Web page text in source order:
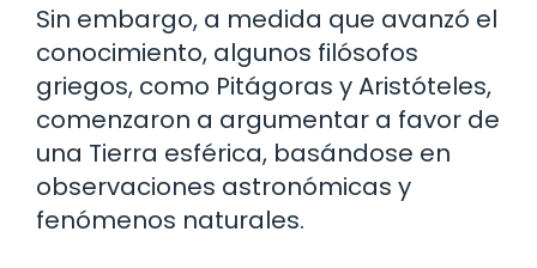
Sin embargo, a medida que avanzó el
conocimiento, algunos filósofos
griegos, como Pitágoras y Aristóteles,
comenzaron a argumentar a favor de
una Tierra esférica, basándose en
observaciones astronómicas y
fenómenos naturales.